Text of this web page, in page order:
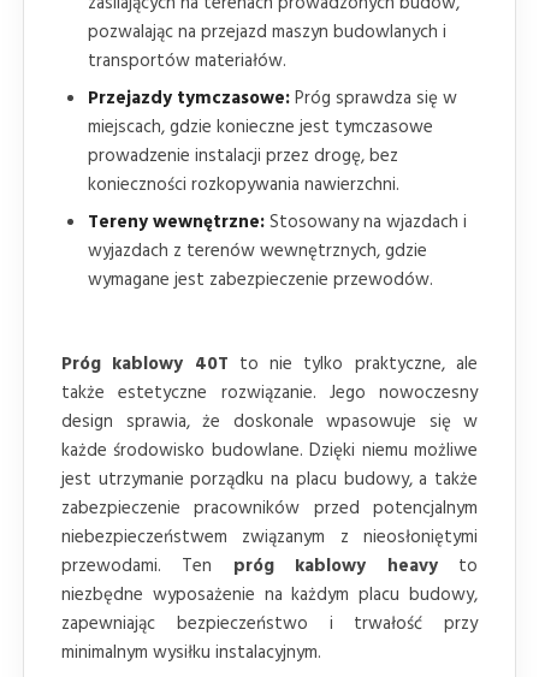
pozwalając na przejazd maszyn budowlanych i
transportów materiałów.
Przejazdy tymczasowe:Próg sprawdza się w
miejscach, gdzie konieczne jest tymczasowe
prowadzenie instalacji przez drogę, bez
konieczności rozkopywania nawierzchni.
Tereny wewnętrzne:Stosowany na wjazdach i
wyjazdach z terenów wewnętrznych, gdzie
wymagane jest zabezpieczenie przewodów.
Próg kablowy 40T to nie tylko praktyczne, ale
także estetyczne rozwiązanie. Jego nowoczesny
design sprawia, że doskonale wpasowuje się w
każde środowisko budowlane. Dzięki niemu możliwe
jest utrzymanie porządku na placu budowy, a także
zabezpieczenie pracowników przed potencjalnym
niebezpieczeństwem związanym z nieosłoniętymi
przewodami. Ten próg kablowy heavyto
niezbędne wyposażenie na każdym placu budowy,
zapewniając bezpieczeństwo i trwałość przy
minimalnym wysiłku instalacyjnym.